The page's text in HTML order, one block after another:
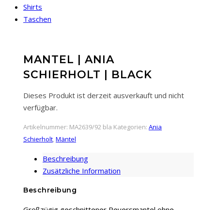
Shirts
Taschen
MANTEL | ANIA
SCHIERHOLT | BLACK
Dieses Produkt ist derzeit ausverkauft und nicht
verfügbar.
Artikelnummer: MA2639/92 bla Kategorien: Ania
Schierholt,Mäntel
Beschreibung
Zusätzliche Information
Beschreibung